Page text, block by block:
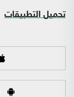
تحميل التطبيقات